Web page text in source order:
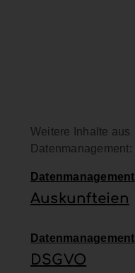
Weitere Inhalte aus
Datenmanagement:
Datenmanagement
Auskunfteien
Datenmanagement
DSGVO